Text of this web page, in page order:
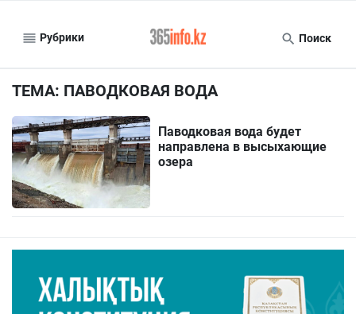
Рубрики Поиск
ТЕМА: ПАВОДКОВАЯ ВОДА
Паводковая вода будет
направлена в высыхающие
озера